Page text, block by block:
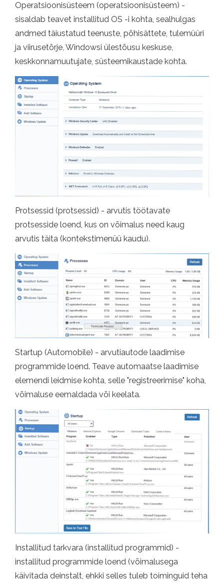
Operatsioonisüsteem (operatsioonisüsteem) -
sisaldab teavet installitud OS -i kohta, sealhulgas
andmed täiustatud teenuste, põhisättete, tulemüüri
ja viirusetõrje, Windowsi ülestõusu keskuse,
keskkonnamuutujate, süsteemikaustade kohta.
Protsessid (protsessid) - arvutis töötavate
protsesside loend, kus on võimalus need kaug
arvutis täita (kontekstimenüü kaudu).
Startup (Automobile) - arvutiautode laadimise
programmide loend. Teave automaatse laadimise
elemendi leidmise kohta, selle "registreerimise" koha,
võimaluse eemaldada või keelata.
Installitud tarkvara (installitud programmid) -
installitud programmide loend (võimalusega
käivitada deinstalt, ehkki selles tuleb toiminguid teha